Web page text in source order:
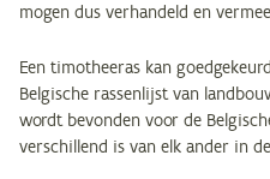
mogen dus verhandeld en
Een timotheeras kan
Belgische rassenlijst van
wordt bevonden voor de
verschillend is van elk ander in